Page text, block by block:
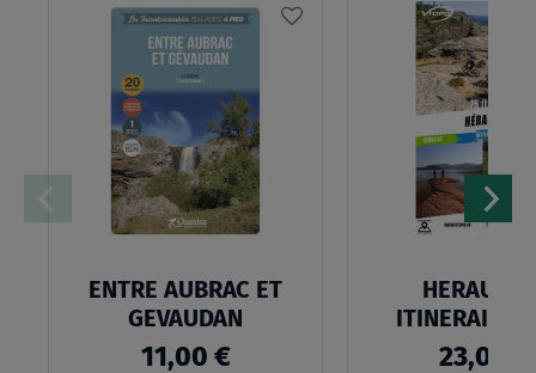
ENTRE AUBRAC ET
GEVAUDAN
11,00 €
HERAULT
ITINERAIRES
23,00 €